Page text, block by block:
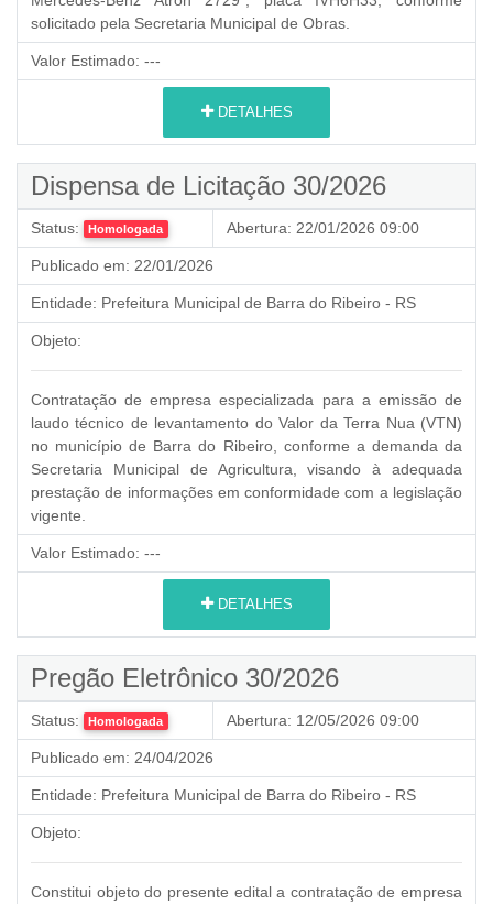
solicitado pela Secretaria Municipal de Obras.
Valor Estimado: ---
DETALHES
Dispensa de Licitação 30/2026
Status: Homologada Abertura: 22/01/2026 09:00
Publicado em: 22/01/2026
Entidade: Prefeitura Municipal de Barra do Ribeiro - RS
Objeto:
Contratação de empresa especializada para a emissão de
laudo técnico de levantamento do Valor da Terra Nua (VTN)
no município de Barra do Ribeiro, conforme a demanda da
Secretaria Municipal de Agricultura, visando à adequada
prestação de informações em conformidade com a legislação
vigente.
Valor Estimado: ---
DETALHES
Pregão Eletrônico 30/2026
Status: Homologada Abertura: 12/05/2026 09:00
Publicado em: 24/04/2026
Entidade: Prefeitura Municipal de Barra do Ribeiro - RS
Objeto:
Constitui objeto do presente edital a contratação de empresa